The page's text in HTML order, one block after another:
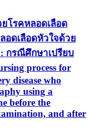
โรคหลอดเลือด
อดเลือดหัวใจด้วย
: กรณีศึกษาเปรียบ
process for
disease who
using a
before the
and after